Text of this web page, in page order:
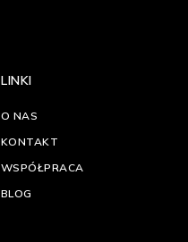
LINKI
O NAS
KONTAKT
WSPÓŁPRACA
BLOG